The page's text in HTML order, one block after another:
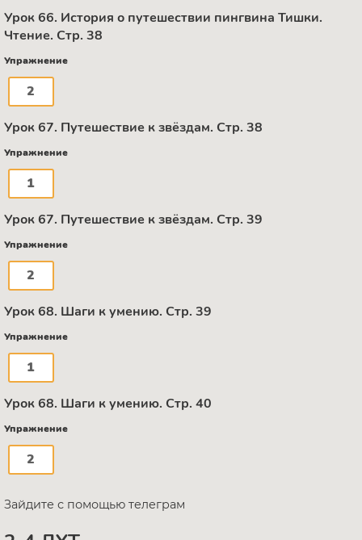
Урок 66. История о путешествии пингвина Тишки.
Чтение. Стр. 38
Упражнение
2
Урок 67. Путешествие к звёздам. Стр. 38
Упражнение
1
Урок 67. Путешествие к звёздам. Стр. 39
Упражнение
2
Урок 68. Шаги к умению. Стр. 39
Упражнение
1
Урок 68. Шаги к умению. Стр. 40
Упражнение
2
Зайдите с помощью телеграм